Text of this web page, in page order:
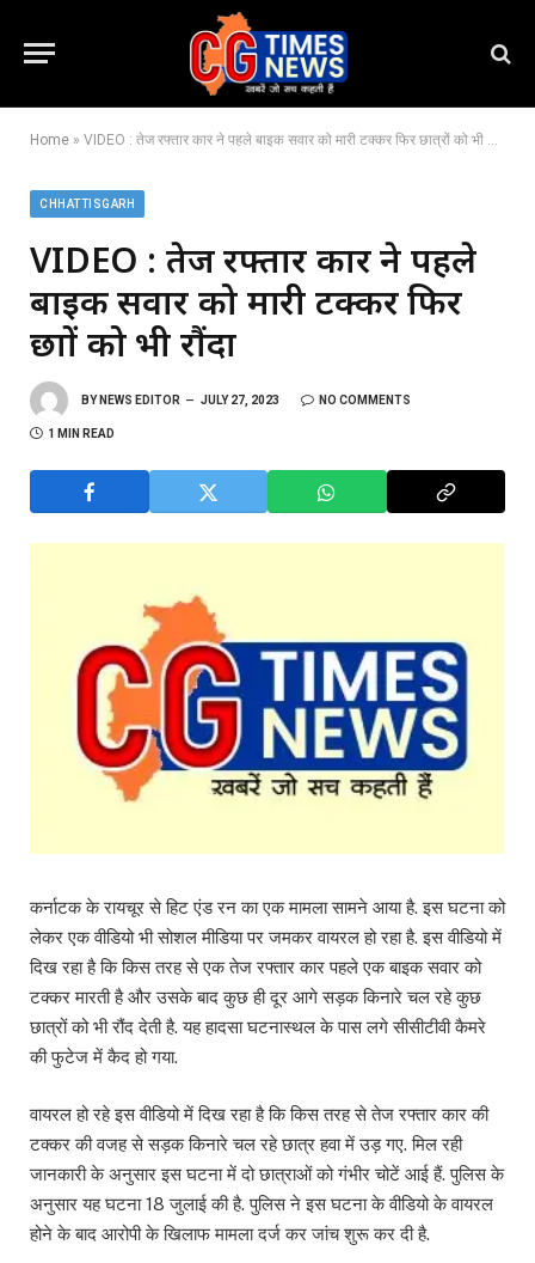
Home » VIDEO : तेज रफ्तार कार ने पहले बाइक सवार को मारी टक्कर फिर छात्रों को भी रौंदा
CHHATTISGARH
VIDEO : तेज रफ्तार कार ने पहले
बाइक सवार को मारी टक्कर फिर
छात्रों को भी रौंदा
BY NEWS EDITOR JULY 27, 2023 NO COMMENTS
1 MIN READ
कर्नाटक के रायचूर से हिट एंड रन का एक मामला सामने आया है. इस घटना को
लेकर एक वीडियो भी सोशल मीडिया पर जमकर वायरल हो रहा है. इस वीडियो में
दिख रहा है कि किस तरह से एक तेज रफ्तार कार पहले एक बाइक सवार को
टक्कर मारती है और उसके बाद कुछ ही दूर आगे सड़क किनारे चल रहे कुछ
छात्रों को भी रौंद देती है. यह हादसा घटनास्थल के पास लगे सीसीटीवी कैमरे
की फुटेज में कैद हो गया.
वायरल हो रहे इस वीडियो में दिख रहा है कि किस तरह से तेज रफ्तार कार की
टक्कर की वजह से सड़क किनारे चल रहे छात्र हवा में उड़ गए. मिल रही
जानकारी के अनुसार इस घटना में दो छात्राओं को गंभीर चोटें आई हैं. पुलिस के
अनुसार यह घटना 18 जुलाई की है. पुलिस ने इस घटना के वीडियो के वायरल
होने के बाद आरोपी के खिलाफ मामला दर्ज कर जांच शुरू कर दी है.